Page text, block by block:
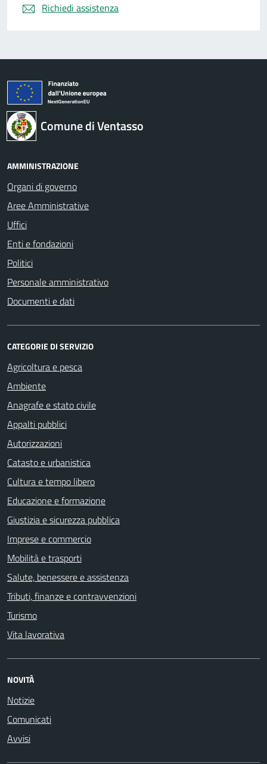
Richiedi assistenza
Comune di Ventasso
AMMINISTRAZIONE
Organi di governo
Aree Amministrative
Uffici
Enti e fondazioni
Politici
Personale amministrativo
Documenti e dati
CATEGORIE DI SERVIZIO
Agricoltura e pesca
Ambiente
Anagrafe e stato civile
Appalti pubblici
Autorizzazioni
Catasto e urbanistica
Cultura e tempo libero
Educazione e formazione
Giustizia e sicurezza pubblica
Imprese e commercio
Mobilità e trasporti
Salute, benessere e assistenza
Tributi, finanze e contravvenzioni
Turismo
Vita lavorativa
NOVITÀ
Notizie
Comunicati
Avvisi